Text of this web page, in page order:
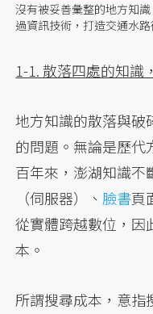
沒有被妥善彙整的地方知
過資訊技術，打造交通水
1-1. 散落四處的知識
地方知識的散落與破
的問題。無論是歷代
百年來，澎湖知識不
（伺服器）、 臉書頁
從實體跨越數位，因
本。
所謂搜尋成本，意指